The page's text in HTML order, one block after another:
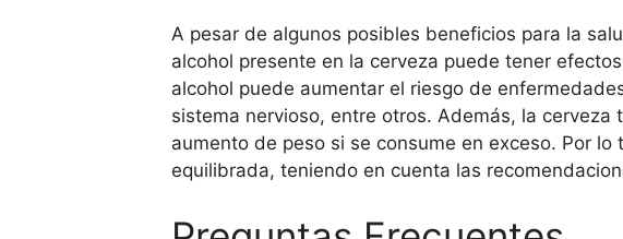
A pesar de algunos posibles beneficios para la
alcohol presente en la cerveza puede tener
alcohol puede aumentar el riesgo de
sistema nervioso, entre otros. Además, la
aumento de peso si se consume en exceso. Por
equilibrada, teniendo en cuenta las